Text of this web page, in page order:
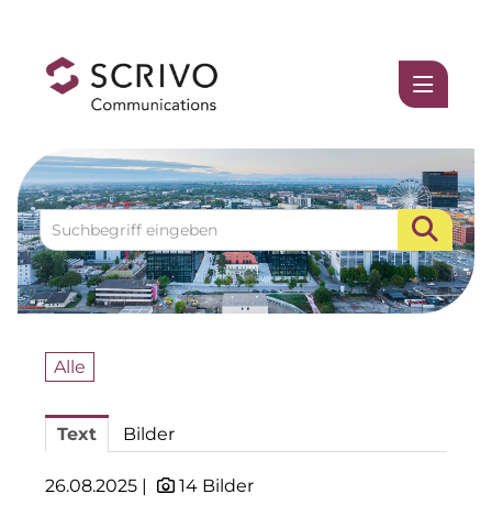
Medienmitteilungen
1337UGC
ACCUMULATA
Accumulata Operations (AOP)
AIM
BHB Unternehmensgruppe
City 1 Group
Clean Intralogistics Net (CIN)
Alle
Text Bilder
26.08.2025 | 14 Bilder